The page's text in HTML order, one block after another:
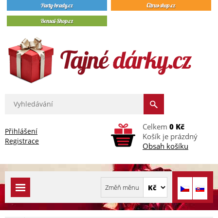
Přihlášení
Registrace
Celkem 0 Kč
Košík je prázdný
Obsah košíku